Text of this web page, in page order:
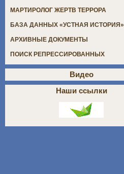
МАРТИРОЛОГ ЖЕРТВ ТЕРРОРА
БАЗА ДАННЫХ «УСТНАЯ ИСТОРИЯ»
АРХИВНЫЕ ДОКУМЕНТЫ
ПОИСК РЕПРЕССИРОВАННЫХ
Видео
Наши ссылки